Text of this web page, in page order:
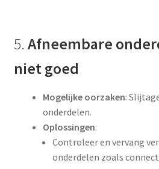
5. Afneembare
niet goed
Mogelijke oorzaken:
onderdelen.
Oplossingen:
Controleer en vervang
onderdelen zoals